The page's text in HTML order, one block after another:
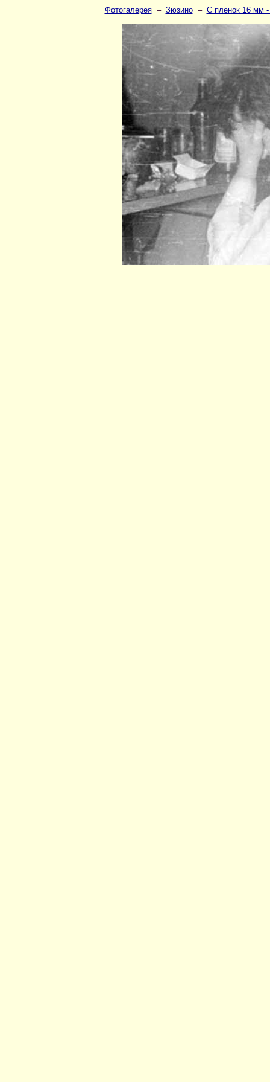
Фотогалерея– Зюзино– С пленок 16 мм -